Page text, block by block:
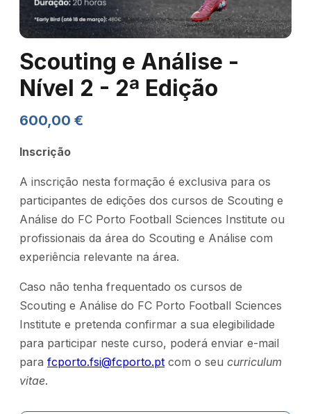
Scouting e Análise -
Nível 2 - 2ª Edição
600,00 €
Inscrição
A inscrição nesta formação é exclusiva para os
participantes de edições dos cursos de Scouting e
Análise do FC Porto Football Sciences Institute ou
profissionais da área do Scouting e Análise com
experiência relevante na área.
Caso não tenha frequentado os cursos de
Scouting e Análise do FC Porto Football Sciences
Institute e pretenda confirmar a sua elegibilidade
para participar neste curso, poderá enviar e-mail
para fcporto.fsi@fcporto.pt com o seu curriculum
vitae.